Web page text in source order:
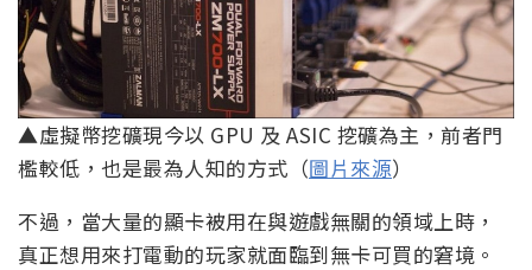
▲虛擬幣挖礦現今以 GPU 及 ASIC 挖礦為主，前者門
檻較低，也是最為人知的方式（圖片來源）
不過，當大量的顯卡被用在與遊戲無關的領域上時，
真正想用來打電動的玩家就面臨到無卡可買的窘境。